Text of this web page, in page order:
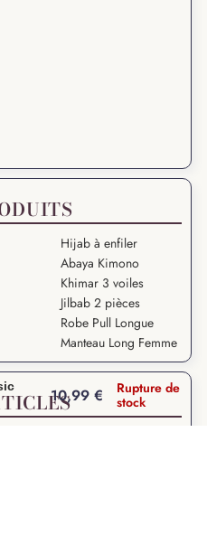
Hijab à enfiler
Abaya Kimono
Khimar 3 voiles
Jilbab 2 pièces
Robe Pull Longue
Manteau Long Femme
10,99€
Rupture de
stock